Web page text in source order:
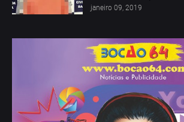
janeiro 09, 2019